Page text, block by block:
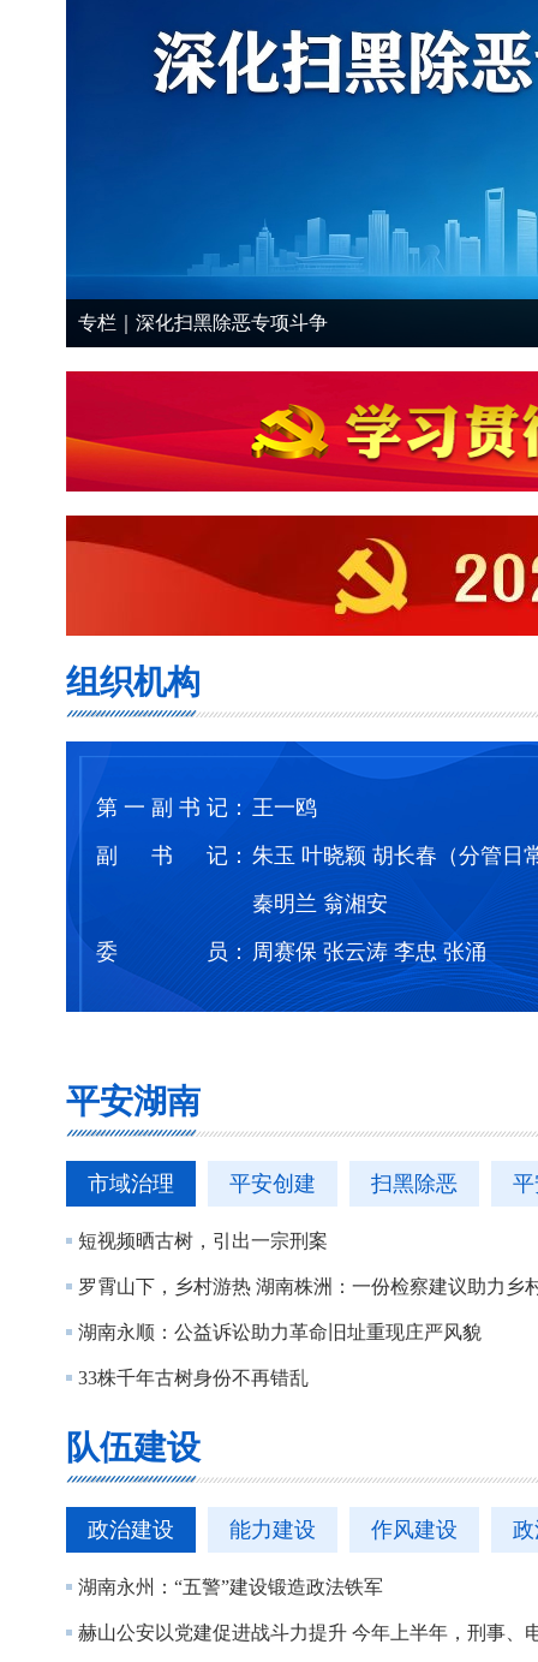
专栏｜深化扫黑除恶专项斗争
组织机构
第一副书记：
副书记：
委员：
王一鸥
朱玉 叶晓颖 胡长春（分管日
秦明兰 翁湘安
周赛保 张云涛 李忠 张涌
平安湖南
市域治理 平安创建 扫黑除恶
短视频晒古树，引出一宗刑案
罗霄山下，乡村游热 湖南株洲：一份检察建议助力乡
湖南永顺：公益诉讼助力革命旧址重现庄严风貌
33株千年古树身份不再错乱
队伍建设
政治建设 能力建设 作风建设
湖南永州：“五警”建设锻造政法铁军